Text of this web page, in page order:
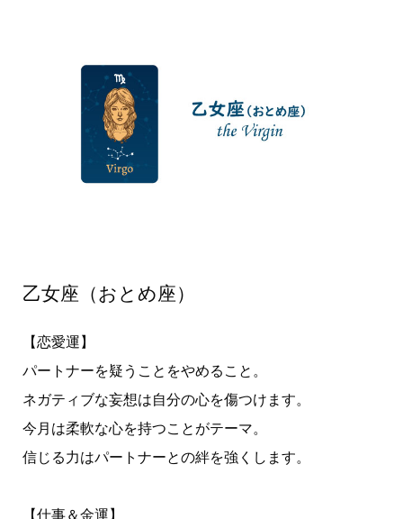
乙女座（おとめ座）
【恋愛運】
パートナーを疑うことをやめること。
ネガティブな妄想は自分の心を傷つけます。
今月は柔軟な心を持つことがテーマ。
信じる力はパートナーとの絆を強くします。
【仕事＆金運】